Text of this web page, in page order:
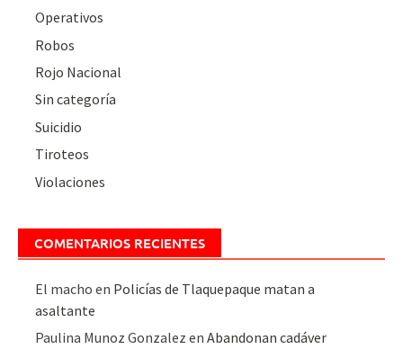
Operativos
Robos
Rojo Nacional
Sin categoría
Suicidio
Tiroteos
Violaciones
COMENTARIOS RECIENTES
El macho en Policías de Tlaquepaque matan a
asaltante
Paulina Munoz Gonzalez enAbandonan cadáver